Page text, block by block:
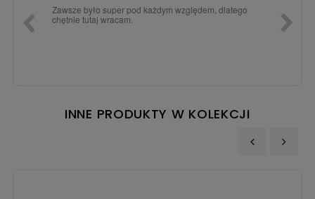
Zawsze było super pod każdym względem, dlatego
chętnie tutaj wracam.
INNE PRODUKTY W KOLEKCJI